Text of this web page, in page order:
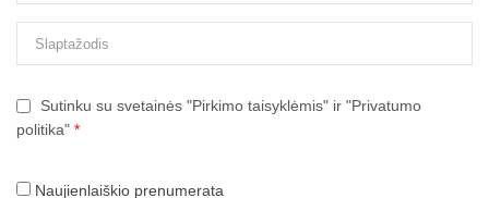
Sutinku su svetainės "Pirkimo taisyklėmis" ir "Privatumo
politika" *
Naujienlaiškio prenumerata